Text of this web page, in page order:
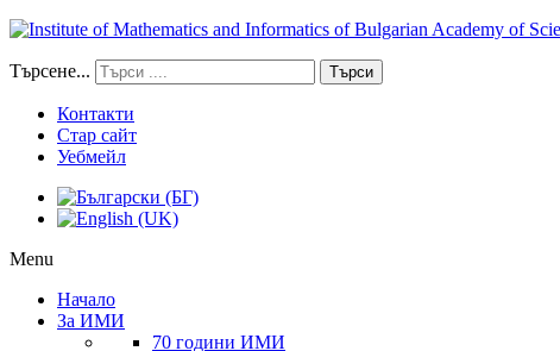
Търсене... Търси
Контакти
Стар сайт
Уебмейл
Menu
Начало
За ИМИ
70 години ИМИ